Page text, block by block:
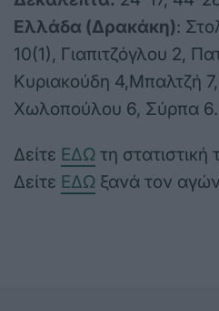
Ελλάδα (Δρακάκη):
10(1), Γιαπιτζόγλου 2,
Κυριακούδη 4,Μπαλτζή
Χωλοπούλου 6, Σύρπα 6.
Δείτε ΕΔΩ τη
Δείτε ΕΔΩ ξανά τον